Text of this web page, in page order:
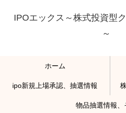
IPOエックス～株式投資型
～
ホーム
ipo新規上場承認、抽選情報
物品抽選情報、